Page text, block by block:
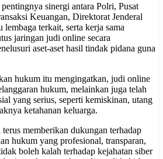
sinergi antara Polri, Pusat
Keuangan, Direktorat Jenderal
terkait, serta kerja sama
jaringan judi online secara
aset-aset hasil tindak pidana guna
hukum itu mengingatkan, judi online
hukum, melainkan juga telah
yang serius, seperti kemiskinan, utang
ketahanan keluarga.
memberikan dukungan terhadap
hukum yang profesional, transparan,
boleh kalah terhadap kejahatan siber